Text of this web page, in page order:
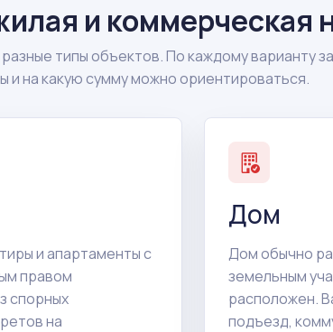
и коммерческая
типы объектов. По каждому варианту
и на какую сумму можно ориентироваться.
и апартаменты с
правом
спорных
на
Дом
Дом обычно
земельным
расположен.
подъезд,